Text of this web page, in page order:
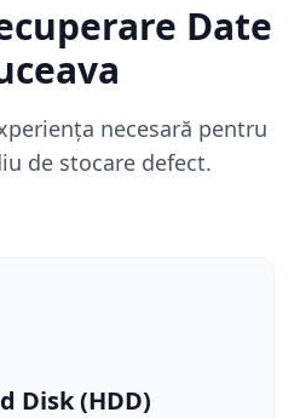
Date
necesară pentru
de stocare defect.
Disk (HDD)